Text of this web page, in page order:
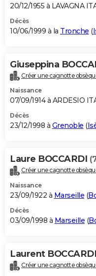
20/12/1955 à LAVAGNA
Décès
10/06/1999 à la Tronche (
Giuseppina
Créer une cagnotte
Naissance
07/09/1914 à ARDESIO
Décès
23/12/1998 à Grenoble (
Laure BOCCARDI
Créer une cagnotte
Naissance
23/09/1922 à Marseille (
Décès
03/09/1998 à Marseille (
Laurent BOCCARDI
Créer une cagnotte